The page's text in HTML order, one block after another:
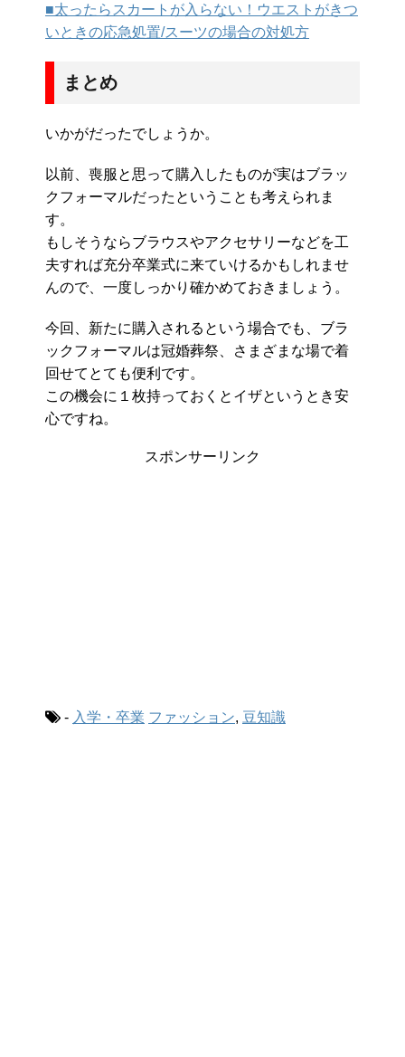
■太ったらスカートが入らない！ウエストがきつ
いときの応急処置/スーツの場合の対処方
まとめ
いかがだったでしょうか。
以前、喪服と思って購入したものが実はブラッ
クフォーマルだったということも考えられま
す。
もしそうならブラウスやアクセサリーなどを工
夫すれば充分卒業式に来ていけるかもしれませ
んので、一度しっかり確かめておきましょう。
今回、新たに購入されるという場合でも、ブラ
ックフォーマルは冠婚葬祭、さまざまな場で着
回せてとても便利です。
この機会に１枚持っておくとイザというとき安
心ですね。
スポンサーリンク
- 入学・卒業 ファッション, 豆知識